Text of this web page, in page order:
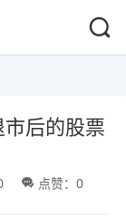
后的股票
点赞：0